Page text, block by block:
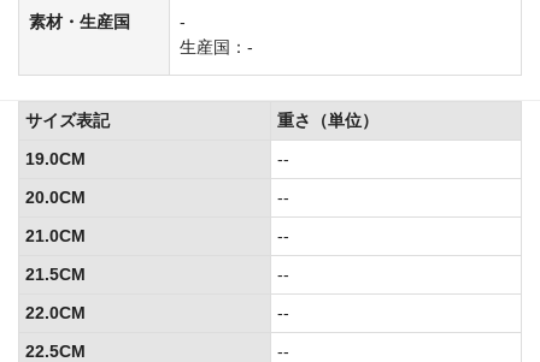
素材・生産国
-
生産国：-
サイズ表記
重さ（単位）
19.0CM
--
20.0CM
--
21.0CM
--
21.5CM
--
22.0CM
--
22.5CM
--